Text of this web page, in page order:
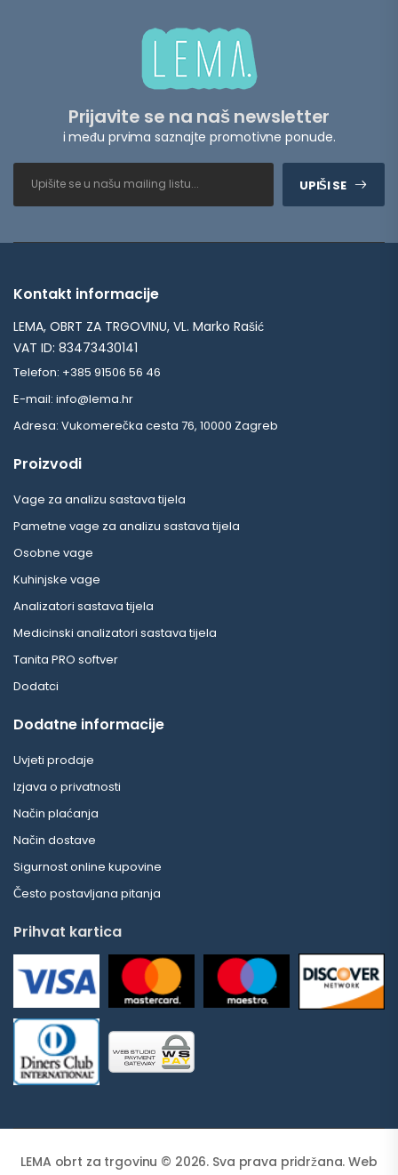
Prijavite se na naš newsletter
i među prvima saznajte promotivne ponude.
UPIŠI SE
Kontakt informacije
LEMA, OBRT ZA TRGOVINU, VL. Marko Rašić
VAT ID: 83473430141
Telefon: +385 91506 56 46
E-mail: info@lema.hr
Adresa: Vukomerečka cesta 76, 10000 Zagreb
Proizvodi
Vage za analizu sastava tijela
Pametne vage za analizu sastava tijela
Osobne vage
Kuhinjske vage
Analizatori sastava tijela
Medicinski analizatori sastava tijela
Tanita PRO softver
Dodatci
Dodatne informacije
Uvjeti prodaje
Izjava o privatnosti
Način plaćanja
Način dostave
Sigurnost online kupovine
Često postavljana pitanja
Prihvat kartica
LEMA obrt za trgovinu © 2026. Sva prava pridržana. Web